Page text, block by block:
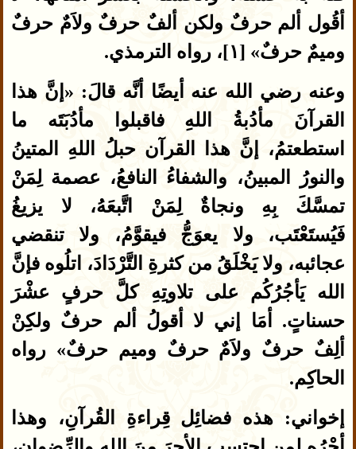
أقُول ألم حرفٌ ولكن ألفٌ حرفٌ ولاَمٌ حرفٌ
وميمٌ حرفٌ» [١]، رواه الترمذي.
وعنه رضي الله عنه أيضًا أنَّه قالَ: «إنَّ هذا
القرآنَ مأدُبةُ اللهِ فاقبلوا مأدُبَتَه ما
استطعتمُ، إنَّ هذا القرآن حبلُ اللهِ المتينُ
والنورُ المبينُ، والشفاءُ النافعُ، عصمة لِمَنْ
تمسَّكَ بِهِ ونجاةٌ لِمَنْ اتَّبعَهُ، لا يزيغُ
فَيُستَعْتَب، ولا يعوَجُّ فيقوَّمُ، ولا تنقضي
عجائبه، ولا يَخْلَقُ من كثرةِ التَّرْدَادَ، اتلُوه فإنَّ
الله يَأجُرُكُم على تلاوتِهِ كلَّ حرفٍ عشْرَ
حسناتٍ. أمَا إني لا أقولُ ألم حرفٌ ولكِنْ
ألِفٌ حرفٌ ولاَمٌ حرفٌ وميم حرفٌ» رواه
الحاكِم.
إخواني: هذه فضائِل قِراءةِ القُرآنِ، وهذا